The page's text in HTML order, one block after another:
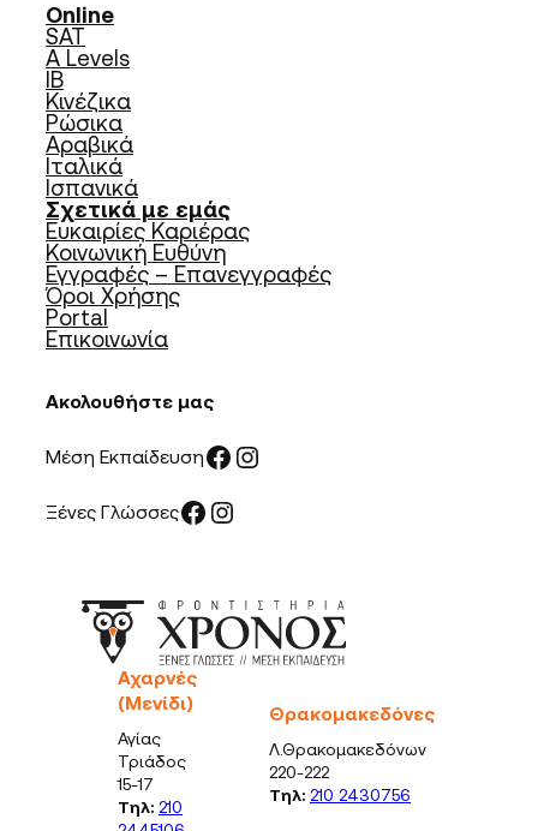
Online
SAT
A Levels
IB
Κινέζικα
Ρώσικα
Αραβικά
Ιταλικά
Ισπανικά
Σχετικά με εμάς
Ευκαιρίες Καριέρας
Κοινωνική Ευθύνη
Εγγραφές – Επανεγγραφές
Όροι Χρήσης
Portal
Επικοινωνία
Ακολουθήστε μας
Μέση ΕκπαίδευσηFacebook Instagram
Ξένες ΓλώσσεςFacebook Instagram
Αχαρνές
(Μενίδι)
Αγίας
Τριάδος
15-17
Τηλ: 210
Θρακομακεδόνες
Λ.Θρακομακεδόνων
220-222
Τηλ: 210 2430756